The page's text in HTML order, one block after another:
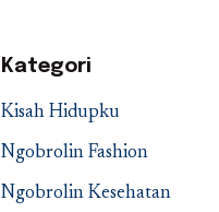
Kategori
Kisah Hidupku
Ngobrolin Fashion
Ngobrolin Kesehatan